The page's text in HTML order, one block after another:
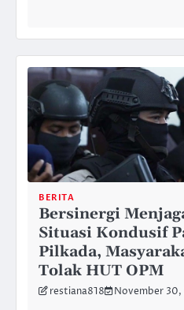
BERITA
Bersinergi
Situasi Kondusif
Pilkada,
Tolak HUT OPM
restiana818 November 30,